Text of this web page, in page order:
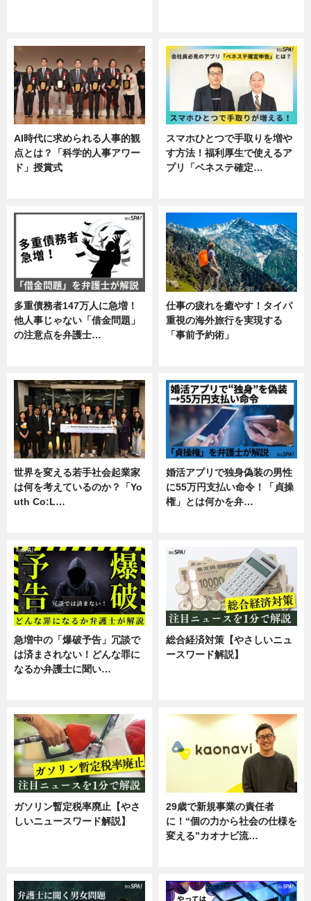
AI時代に求められる人事的観
点とは？「科学的人事アワー
ド」授賞式
スマホひとつで手取りを増や
す方法！福利厚生で使えるア
プリ「ベネステ確定…
多重債務者147万人に急増！
他人事じゃない「借金問題」
の注意点を弁護士…
仕事の疲れを癒やす！タイパ
重視の海外旅行を実現する
「事前予約術」
世界を変える若手社会起業家
は何を考えているのか？「Yo
uth Co:L…
婚活アプリで独身偽装の男性
に55万円支払い命令！「貞操
権」とは何かを弁…
急増中の「爆破予告」冗談で
は済まされない！どんな罪に
なるか弁護士に聞い…
総合経済対策【やさしいニュ
ースワード解説】
ガソリン暫定税率廃止【やさ
しいニュースワード解説】
29歳で新規事業の責任者
に！“個の力から社会の仕様を
変える”カオナビ流…